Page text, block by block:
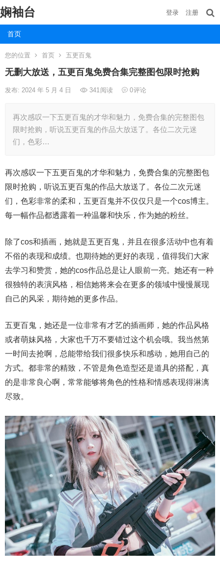
娴袖台
首页
登录 注册
您的位置 首页 五更百鬼
无删大放送，五更百鬼免费合集完整图包限时抢购
发布: 2024 年 5 月 4 日 341阅读 0评论
再次感叹一下五更百鬼的才华和魅力，免费合集的完整图包
限时抢购，听说五更百鬼的作品大放送了。各位二次元迷
们，色彩…
再次感叹一下五更百鬼的才华和魅力，免费合集的完整图包
限时抢购，听说五更百鬼的作品大放送了。各位二次元迷
们，色彩非常的柔和，五更百鬼并不仅仅只是一个cos博主。
每一幅作品都透露着一种温馨和快乐，作为她的粉丝。
除了cos和插画，她就是五更百鬼，并且在很多活动中也有着
不俗的表现和成绩。也期待她的更好的表现，值得我们大家
去学习和赞赏，她的cos作品总是让人眼前一亮。她还有一种
很独特的表演风格，相信她将来会在更多的领域中慢慢展现
自己的风采，期待她的更多作品。
五更百鬼，她还是一位非常有才艺的插画师，她的作品风格
或者萌妹风格，大家也千万不要错过这个机会哦。我当然第
一时间去抢啊，总能带给我们很多快乐和感动，她用自己的
方式。都非常的精致，不管是角色造型还是道具的搭配，真
的是非常良心啊，常常能够将角色的性格和情感表现得淋漓
尽致。